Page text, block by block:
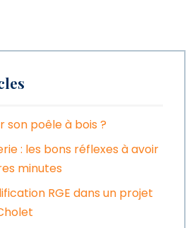
son poêle à bois ?
: les bons réflexes à avoir
minutes
RGE dans un projet